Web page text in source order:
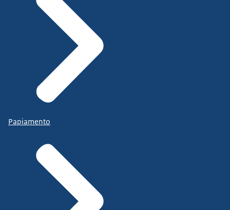
Papiamento